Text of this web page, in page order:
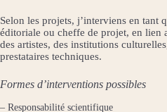
Selon les projets, j’interviens en tant
éditoriale ou cheffe de projet, en lien
des artistes, des institutions
prestataires techniques.
Formes d’interventions possibles
– Responsabilité scientifique